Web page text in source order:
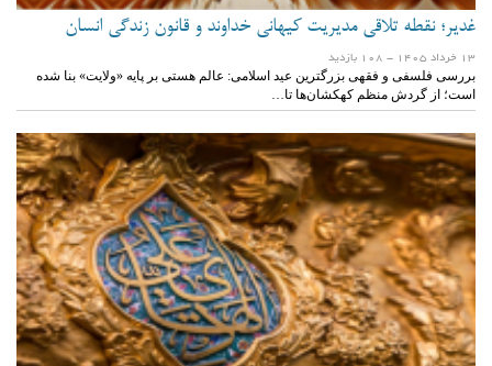
غدیر؛ نقطه تلاقی مدیریت کیهانی خداوند و قانون زندگی انسان
13 خرداد 1405 - 108 بازدید
بررسی فلسفی و فقهی بزرگترین عید اسلامی: عالم هستی بر پایه «ولایت» بنا شده
است؛ از گردش منظم کهکشان‌ها تا…